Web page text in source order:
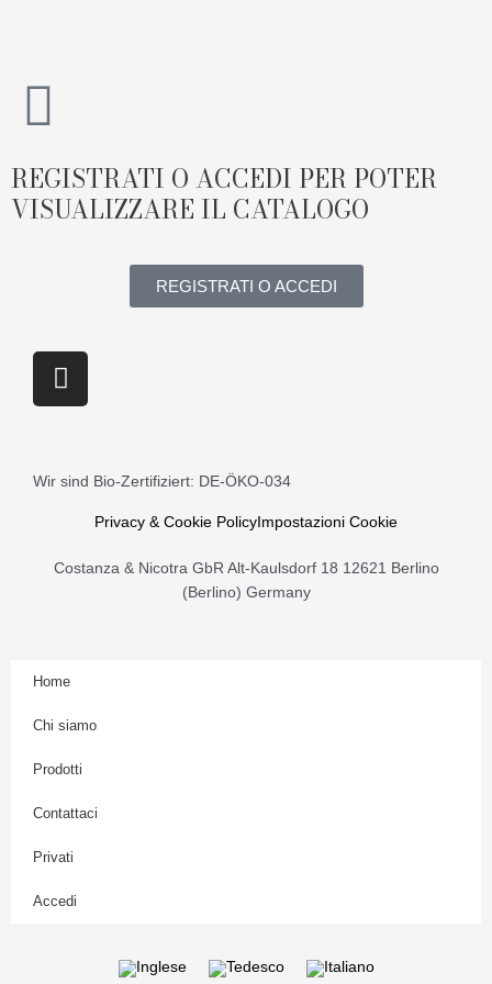
REGISTRATI O ACCEDI PER POTER
VISUALIZZARE IL CATALOGO
REGISTRATI O ACCEDI
I
n
a
a
m
Wir sind Bio-Zertifiziert: DE-ÖKO-034
Privacy & Cookie PolicyImpostazioni Cookie
Costanza & Nicotra GbR Alt-Kaulsdorf 18 12621 Berlino
(Berlino) Germany
Home
Chi siamo
Prodotti
Contattaci
Privati
Accedi